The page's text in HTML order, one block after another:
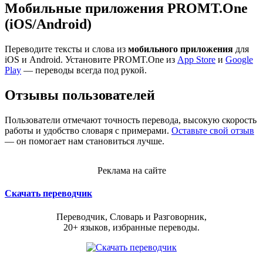
Мобильные приложения PROMT.One
(iOS/Android)
Переводите тексты и слова из мобильного приложения для
iOS и Android. Установите PROMT.One из App Store и Google
Play — переводы всегда под рукой.
Отзывы пользователей
Пользователи отмечают точность перевода, высокую скорость
работы и удобство словаря с примерами. Оставьте свой отзыв
— он помогает нам становиться лучше.
Реклама на сайте
Скачать переводчик
Переводчик, Словарь и Разговорник,
20+ языков, избранные переводы.